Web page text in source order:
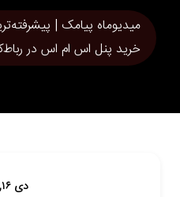
میدیوماه پیامک |
خرید پنل اس ام اس در
دی ۱۶, ۱۴۰۱